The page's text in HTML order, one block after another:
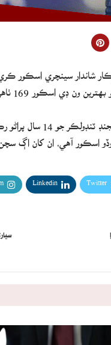
شاندار سينچري اسڪور
سوميا
پنهنجي نالي ڪري ورتو.
Twitter
Linkedin